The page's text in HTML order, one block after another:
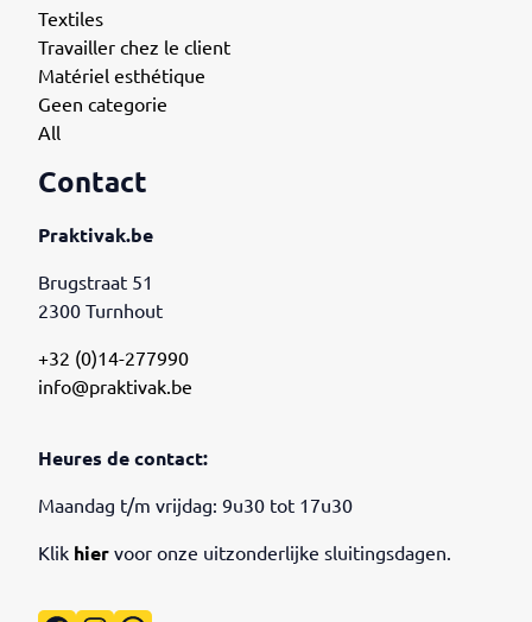
Contact
Praktivak.be
Brugstraat 51
2300 Turnhout
+32 (0)14-277990
info@praktivak.be
Heures de contact:
Maandag t/m vrijdag: 9u30 tot 17u30
Klik hier voor onze uitzonderlijke sluitingsdagen.
Textiles
Travailler chez le client
Matériel esthétique
Geen categorie
All